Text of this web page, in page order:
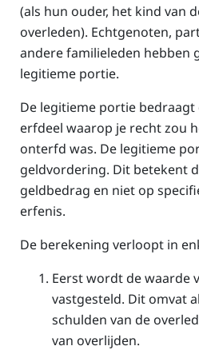
(als hun ouder, het kind van
overleden). Echtgenoten,
andere familieleden hebben
legitieme portie.
De legitieme portie
erfdeel waarop je recht zou
onterfd was. De legitieme
geldvordering. Dit betekent
geldbedrag en niet op
erfenis.
De berekening verloopt in
Eerst wordt de waarde
vastgesteld. Dit omvat
schulden van de
van overlijden.